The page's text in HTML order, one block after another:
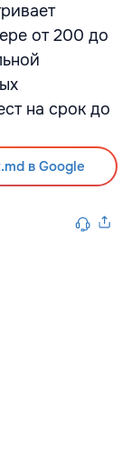
от 200 до
на срок до
в Google